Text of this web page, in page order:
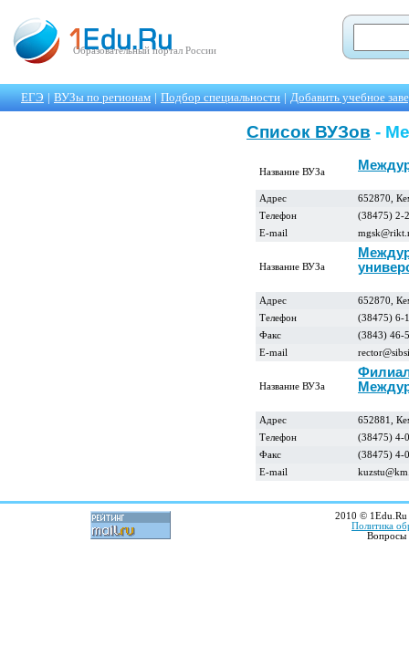
Образовательный портал России
ЕГЭ | ВУЗы по регионам | Подбор специальности | Добавить учебное
Список ВУЗов -
Название ВУЗа
Адрес
652870,
Телефон
(38475) 2-
E-mail
Название ВУЗа
Адрес
652870,
Телефон
(38475) 6-
Факс
(3843) 46-
E-mail
Название ВУЗа
Филиал
Адрес
652881,
Телефон
(38475) 4-
Факс
(38475) 4-
E-mail
2010 © 1Edu.Ru
Политика
Вопросы